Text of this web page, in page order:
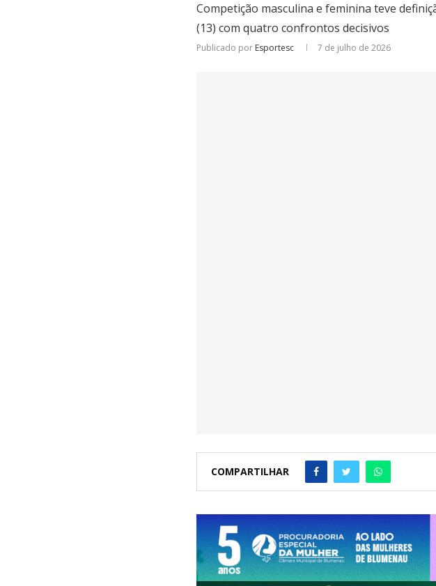
Competição masculina e feminina teve
(13) com quatro confrontos decisivos
Publicado por Esportesc 7 de julho de 2026
COMPARTILHAR